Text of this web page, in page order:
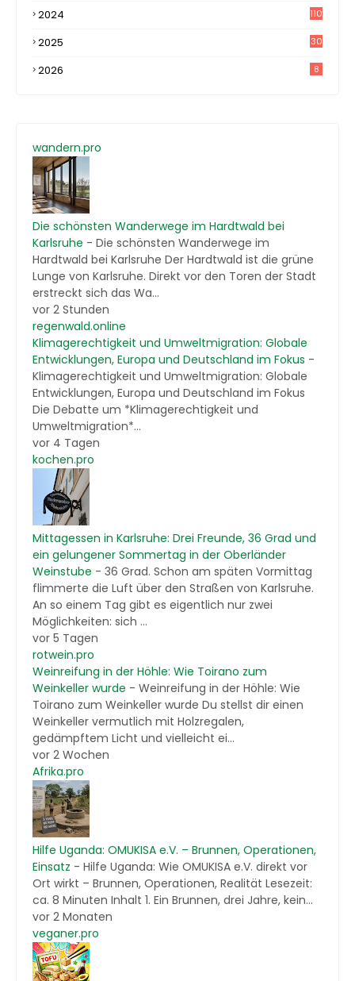
2024 110
2025 30
2026 8
wandern.pro
Die schönsten Wanderwege im Hardtwald bei
Karlsruhe - Die schönsten Wanderwege im
Hardtwald bei Karlsruhe Der Hardtwald ist die grüne
Lunge von Karlsruhe. Direkt vor den Toren der Stadt
erstreckt sich das Wa...
vor 2 Stunden
regenwald.online
Klimagerechtigkeit und Umweltmigration: Globale
Entwicklungen, Europa und Deutschland im Fokus -
Klimagerechtigkeit und Umweltmigration: Globale
Entwicklungen, Europa und Deutschland im Fokus
Die Debatte um *Klimagerechtigkeit und
Umweltmigration*...
vor 4 Tagen
kochen.pro
Mittagessen in Karlsruhe: Drei Freunde, 36 Grad und
ein gelungener Sommertag in der Oberländer
Weinstube - 36 Grad. Schon am späten Vormittag
flimmerte die Luft über den Straßen von Karlsruhe.
An so einem Tag gibt es eigentlich nur zwei
Möglichkeiten: sich ...
vor 5 Tagen
rotwein.pro
Weinreifung in der Höhle: Wie Toirano zum
Weinkeller wurde - Weinreifung in der Höhle: Wie
Toirano zum Weinkeller wurde Du stellst dir einen
Weinkeller vermutlich mit Holzregalen,
gedämpftem Licht und vielleicht ei...
vor 2 Wochen
Afrika.pro
Hilfe Uganda: OMUKISA e.V. – Brunnen, Operationen,
Einsatz - Hilfe Uganda: Wie OMUKISA e.V. direkt vor
Ort wirkt – Brunnen, Operationen, Realität Lesezeit:
ca. 8 Minuten Inhalt 1. Ein Brunnen, drei Jahre, kein...
vor 2 Monaten
veganer.pro